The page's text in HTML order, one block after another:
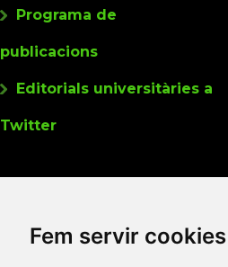
Fem servir cookies
Programa de
publicacions
Editorials universitàries a
Twitter